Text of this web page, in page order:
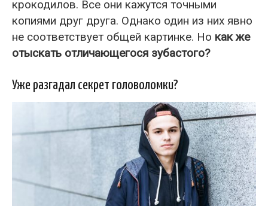
крокодилов. Все они кажутся точными
копиями друг друга. Однако один из них явно
не соответствует общей картинке. Но как же
отыскать отличающегося зубастого?
Уже разгадал секрет головоломки?